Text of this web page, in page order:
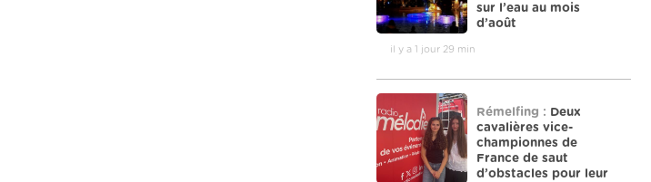
sur l’eau au mois
d’août
il y a 1 jour 29 min
Rémelfing : Deux
cavalières vice-
championnes de
France de saut
d’obstacles pour leur